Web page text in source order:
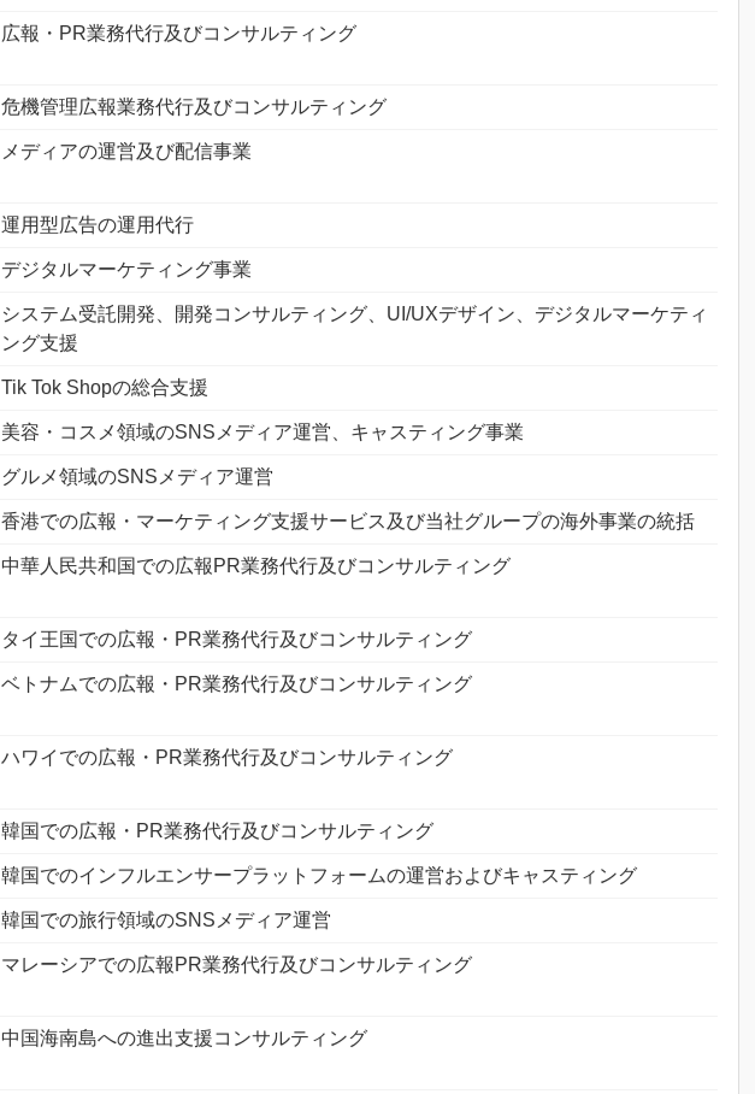
広報・PR業務代行及びコンサルティング
危機管理広報業務代行及びコンサルティング
メディアの運営及び配信事業
運用型広告の運用代行
デジタルマーケティング事業
システム受託開発、開発コンサルティング、UI/UXデザイン、デジタルマーケティ
ング支援
Tik Tok Shopの総合支援
美容・コスメ領域のSNSメディア運営、キャスティング事業
グルメ領域のSNSメディア運営
香港での広報・マーケティング支援サービス及び当社グループの海外事業の統括
中華人民共和国での広報PR業務代行及びコンサルティング
タイ王国での広報・PR業務代行及びコンサルティング
ベトナムでの広報・PR業務代行及びコンサルティング
ハワイでの広報・PR業務代行及びコンサルティング
韓国での広報・PR業務代行及びコンサルティング
韓国でのインフルエンサープラットフォームの運営およびキャスティング
韓国での旅行領域のSNSメディア運営
マレーシアでの広報PR業務代行及びコンサルティング
中国海南島への進出支援コンサルティング